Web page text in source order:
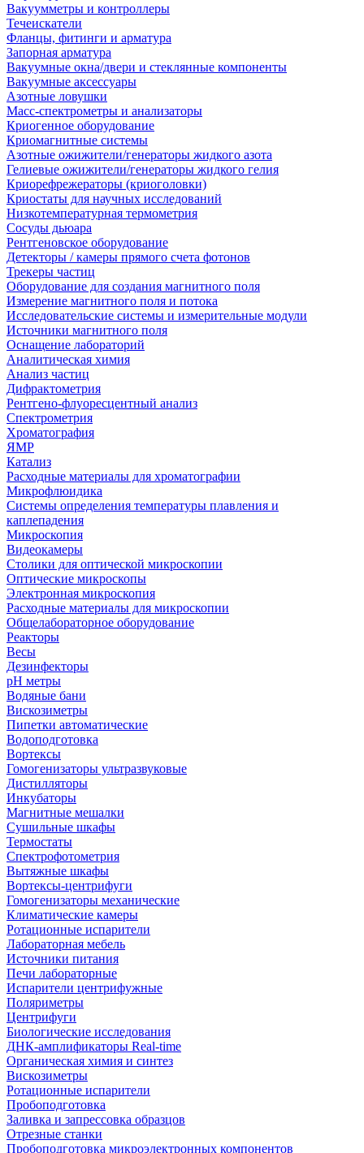
Вакуумметры и контроллеры
Течеискатели
Фланцы, фитинги и арматура
Запорная арматура
Вакуумные окна/двери и стеклянные компоненты
Вакуумные аксессуары
Азотные ловушки
Масс-спектрометры и анализаторы
Криогенное оборудование
Криомагнитные системы
Азотные ожижители/генераторы жидкого азота
Гелиевые ожижители/генераторы жидкого гелия
Криорефрежераторы (криоголовки)
Криостаты для научных исследований
Низкотемпературная термометрия
Сосуды дьюара
Рентгеновское оборудование
Детекторы / камеры прямого счета фотонов
Трекеры частиц
Оборудование для создания магнитного поля
Измерение магнитного поля и потока
Исследовательские системы и измерительные модули
Источники магнитного поля
Оснащение лабораторий
Аналитическая химия
Анализ частиц
Дифрактометрия
Рентгено-флуоресцентный анализ
Спектрометрия
Хроматография
ЯМР
Катализ
Расходные материалы для хроматографии
Микрофлюидика
Системы определения температуры плавления и
каплепадения
Микроскопия
Видеокамеры
Столики для оптической микроскопии
Оптические микроскопы
Электронная микроскопия
Расходные материалы для микроскопии
Общелабораторное оборудование
Реакторы
Весы
Дезинфекторы
рН метры
Водяные бани
Вискозиметры
Пипетки автоматические
Водоподготовка
Вортексы
Гомогенизаторы ультразвуковые
Дистилляторы
Инкубаторы
Магнитные мешалки
Сушильные шкафы
Термостаты
Спектрофотометрия
Вытяжные шкафы
Вортексы-центрифуги
Гомогенизаторы механические
Климатические камеры
Ротационные испарители
Лабораторная мебель
Источники питания
Печи лабораторные
Испарители центрифужные
Поляриметры
Центрифуги
Биологические исследования
ДНК-амплификаторы Real-time
Органическая химия и синтез
Вискозиметры
Ротационные испарители
Пробоподготовка
Заливка и запрессовка образцов
Отрезные станки
Пробоподготовка микроэлектронных компонентов